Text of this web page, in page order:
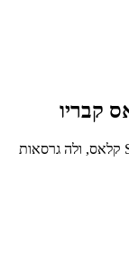
מכונית סאלון מפוארת, מתברגת בין ה-C קלאס ל-S קלאס, ולה גרסאות